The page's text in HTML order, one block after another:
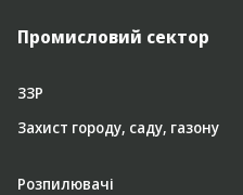
Промисловий сектор
ЗЗР
Захист городу, саду, газону
Розпилювачі